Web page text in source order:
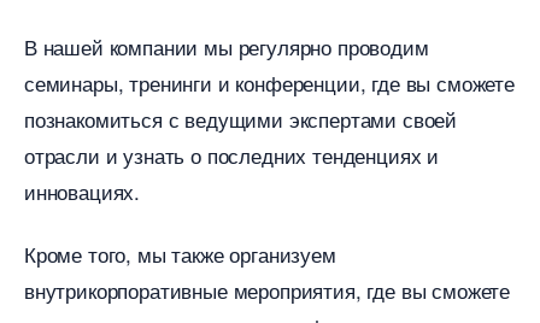
нашей компании мы регулярно проводим
семинары, тренинги и конференции, где вы сможете
познакомиться с ведущими экспертами своей
отрасли и узнать о последних тенденциях и
инновациях.
Кроме того, мы также организуем
нутрикорпоративные мероприятия, где вы сможете